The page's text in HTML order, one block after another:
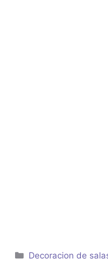
Categorías
Decoracion de